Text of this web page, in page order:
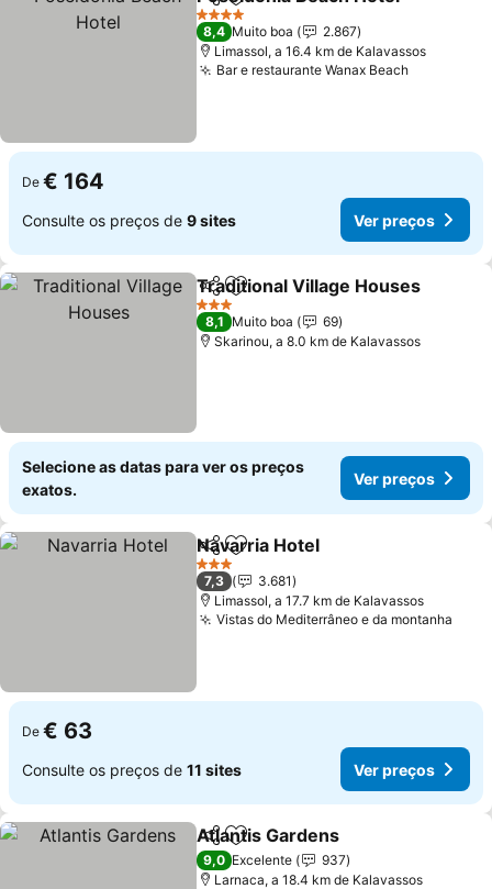
PartilharAdicionar aos favoritos
4 Estrelas
8,4 Muito boa
2.867
Limassol, a 16.4 km de Kalavassos
Bar e restaurante Wanax Beach
De € 164
Consulte os preços de 9 sites Ver preços
PartilharAdicionar aos favoritos
Traditional Village Houses
3 Estrelas
8,1 Muito boa
69
Skarinou, a 8.0 km de Kalavassos
Selecione as datas para ver os preços
exatos.
Ver preços
PartilharAdicionar aos favoritos
Navarria Hotel
3 Estrelas
7,3
3.681
Limassol, a 17.7 km de Kalavassos
Vistas do Mediterrâneo e da montanha
De € 63
Consulte os preços de 11 sites Ver preços
PartilharAdicionar aos favoritos
Atlantis Gardens
9,0 Excelente
937
Larnaca, a 18.4 km de Kalavassos